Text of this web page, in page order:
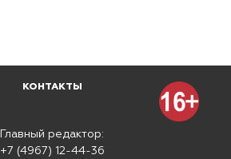
КОНТАКТЫ
Главный редактор:
+7 (4967) 12-44-36